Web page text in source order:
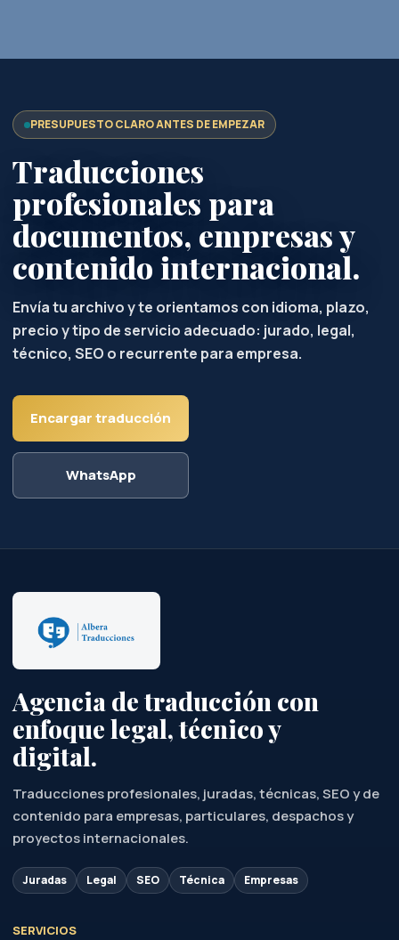
PRESUPUESTO CLARO ANTES DE EMPEZAR
Traducciones
profesionales para
documentos, empresas y
contenido internacional.
Envía tu archivo y te orientamos con idioma, plazo,
precio y tipo de servicio adecuado: jurado, legal,
técnico, SEO o recurrente para empresa.
Encargar traducción
WhatsApp
Agencia de traducción con
enfoque legal, técnico y
digital.
Traducciones profesionales, juradas, técnicas, SEO y de
contenido para empresas, particulares, despachos y
proyectos internacionales.
Juradas Legal SEO Técnica Empresas
SERVICIOS